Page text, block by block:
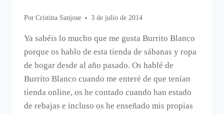
Por Cristina Sanjose 3 de julio de 2014
Ya sabéis lo mucho que me gusta Burrito Blanco
porque os hablo de esta tienda de sábanas y ropa
de hogar desde al año pasado. Os hablé de
Burrito Blanco cuando me enteré de que tenían
tienda online, os he contado cuando han estado
de rebajas e incluso os he enseñado mis propias